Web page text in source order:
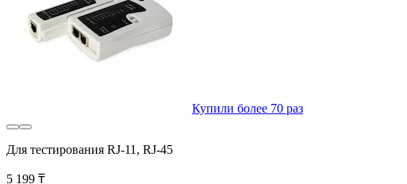
Купили более 70 раз
Для тестирования RJ-11, RJ-45
5 199 ₸